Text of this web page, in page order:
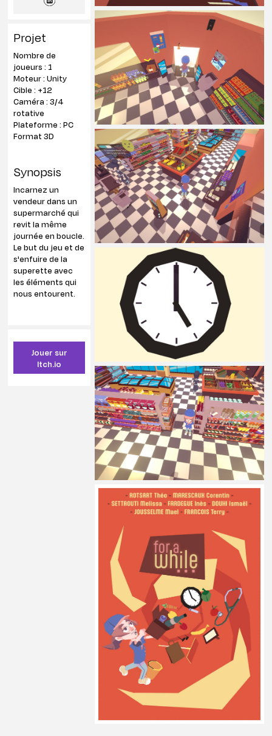
Projet
Nombre de
joueurs : 1
Moteur : Unity
Cible : +12
Caméra : 3/4
rotative
Plateforme : PC
Format 3D
Synopsis
Incarnez un
vendeur dans un
supermarché qui
revit la même
journée en boucle.
Le but du jeu et de
s'enfuire de la
superette avec
les éléments qui
nous entourent.
Jouer sur
Itch.io